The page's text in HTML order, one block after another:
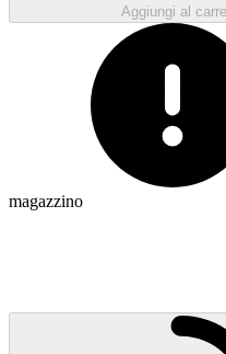
Aggiungi al
magazzino